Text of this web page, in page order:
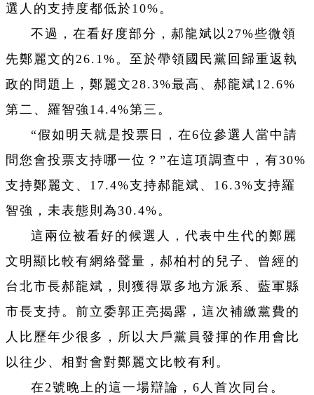
選人的支持度都低於10%。
不過，在看好度部分，郝龍斌以27%些微領
先鄭麗文的26.1%。至於帶領國民黨回歸重返執
政的問題上，鄭麗文28.3%最高、郝龍斌12.6%
第二、羅智強14.4%第三。
“假如明天就是投票日，在6位參選人當中請
問您會投票支持哪一位？”在這項調查中，有30%
支持鄭麗文、17.4%支持郝龍斌、16.3%支持羅
智強，未表態則為30.4%。
這兩位被看好的候選人，代表中生代的鄭麗
文明顯比較有網絡聲量，郝柏村的兒子、曾經的
台北市長郝龍斌，則獲得眾多地方派系、藍軍縣
市長支持。前立委郭正亮揭露，這次補繳黨費的
人比歷年少很多，所以大戶黨員發揮的作用會比
以往少、相對會對鄭麗文比較有利。
在2號晚上的這一場辯論，6人首次同台。